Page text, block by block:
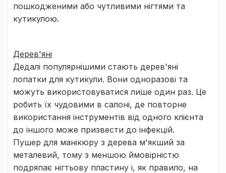
пошкодженими або чутливими нігтями та
кутикулою.
Дерев'яні
Дедалі популярнішими стають дерев'яні
лопатки для кутикули. Вони одноразові та
можуть використовуватися лише один раз. Це
робить їх чудовими в салоні, де повторне
використання інструментів від одного клієнта
до іншого може призвести до інфекцій.
Пушер для манікюру з дерева м'якший за
металевий, тому з меншою ймовірністю
подряпає нігтьову пластину і, як правило, на